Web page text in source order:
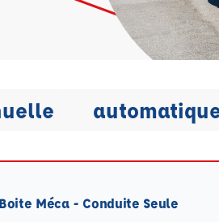
Méca - Conduite Seule